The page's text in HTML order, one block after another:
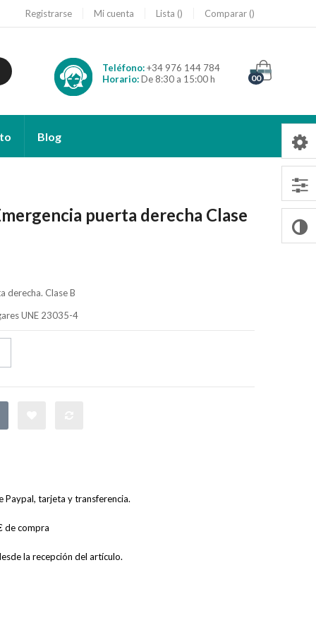
Registrarse Mi cuenta Lista Comparar
Teléfono:+34 976 144 784
Horario:De 8:30 a 15:00 h 00
Blog
puerta derecha Clase
derecha. Clase B
UNE 23035-4
Paypal, tarjeta y transferencia.
de compra
la recepción del artículo.